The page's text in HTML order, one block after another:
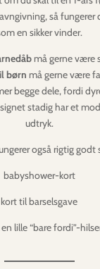
så
en sikker vinder.
må gerne være
børn må gerne være
begge dele, fordi
stadig har et
udtryk.
også rigtig godt
babyshower-kort
kort til barselsgave
lille “bare fordi”-